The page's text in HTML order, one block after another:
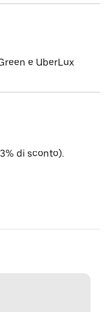
e UberLux
di sconto).